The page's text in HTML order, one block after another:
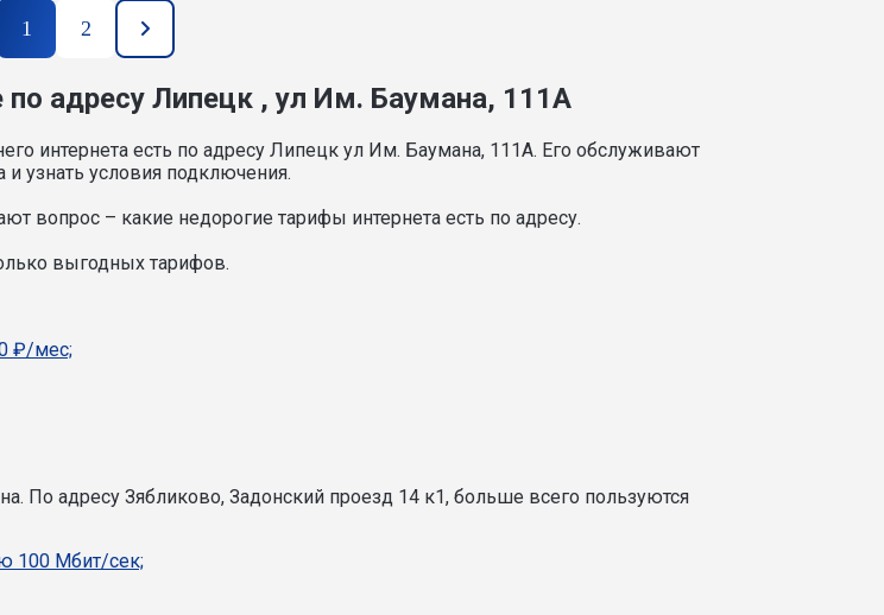
1 2
адресу Липецк , ул Им. Баумана, 111А
интернета есть по адресу Липецк ул Им. Баумана, 111А. Его обслуживают
узнать условия подключения.
вопрос – какие недорогие тарифы интернета есть по адресу.
выгодных тарифов.
₽/мес;
По адресу Зябликово, Задонский проезд 14 к1, больше всего пользуются
100 Мбит/сек;